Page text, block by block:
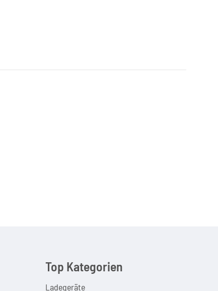
Top Kategorien
Ladegeräte